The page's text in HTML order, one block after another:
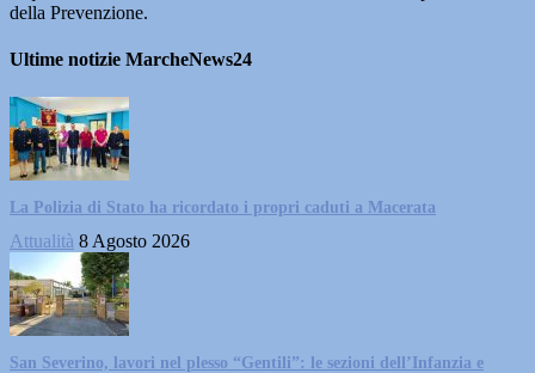
della Prevenzione.
Ultime notizie MarcheNews24
La Polizia di Stato ha ricordato i propri caduti a Macerata
Attualità 8 Agosto 2026
San Severino, lavori nel plesso “Gentili”: le sezioni dell’Infanzia e